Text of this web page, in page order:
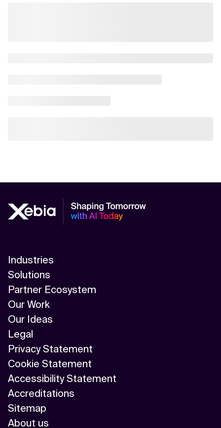
Industries
Solutions
Partner Ecosystem
Our Work
Our Ideas
Legal
Privacy Statement
Cookie Statement
Accessibility Statement
Accreditations
Sitemap
About us